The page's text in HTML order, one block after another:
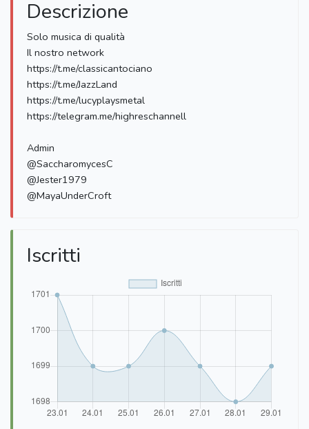
Descrizione
Solo musica di qualità
Il nostro network
https://t.me/classicantociano
https://t.me/JazzLand
https://t.me/lucyplaysmetal
https://telegram.me/highreschannell
Admin
@SaccharomycesC
@Jester1979
@MayaUnderCroft
Iscritti